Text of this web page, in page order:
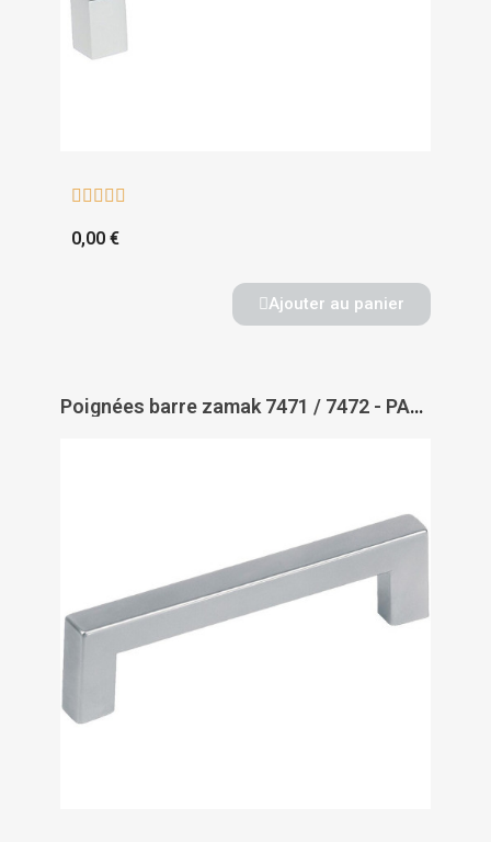
    
0,00 €
Ajouter au panier
Poignées barre zamak 7471 / 7472 - PAS DE MARQUE